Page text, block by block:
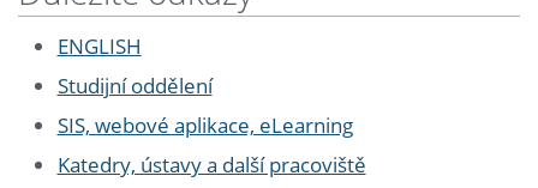
ENGLISH
Studijní oddělení
SIS, webové aplikace, eLearning
Katedry, ústavy a další pracoviště